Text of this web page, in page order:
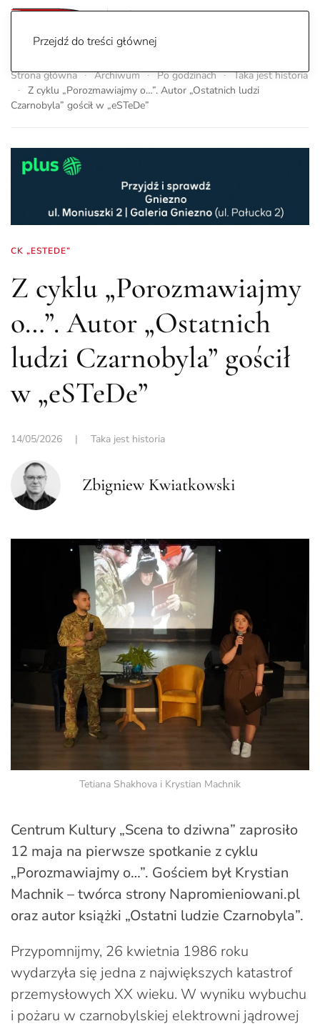
Przejdź do treści głównej
Strona główna Archiwum Po godzinach
Taka jest historia
Z cyklu „Porozmawiajmy o…”. Autor „Ostatnich ludzi
Czarnobyla” gościł w „eSTeDe”
CK „ESTEDE”
Z cyklu „Porozmawiajmy
o…”. Autor „Ostatnich
ludzi Czarnobyla” gościł
w „eSTeDe”
14/05/2026 | Taka jest historia
Zbigniew Kwiatkowski
Tetiana Shakhova i Krystian Machnik
Centrum Kultury „Scena to dziwna” zaprosiło
12 maja na pierwsze spotkanie z cyklu
„Porozmawiajmy o…”. Gościem był Krystian
Machnik – twórca strony Napromieniowani.pl
oraz autor książki „Ostatni ludzie Czarnobyla”.
Przypomnijmy, 26 kwietnia 1986 roku
wydarzyła się jedna z największych katastrof
przemysłowych XX wieku. W wyniku wybuchu
i pożaru w czarnobylskiej elektrowni jądrowej